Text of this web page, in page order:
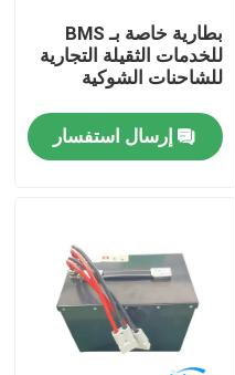
بطارية خاصة بـ BMS
للخدمات الثقيلة التجارية
للشاحنات الشوكية
إرسال استفسار